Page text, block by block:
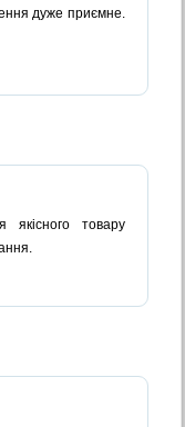
дуже приємне.
якісного товару